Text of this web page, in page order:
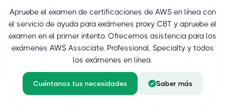
Apruebe el examen de certificaciones de AWS en línea con
el servicio de ayuda para exámenes proxy CBT y apruebe el
examen en el primer intento. Ofrecemos asistencia para los
exámenes AWS Associate, Professional, Specialty y todos
los exámenes en línea.
Cuéntanos tus necesidades Saber más